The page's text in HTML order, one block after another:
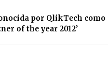
por QlikTech como
of the year 2012’